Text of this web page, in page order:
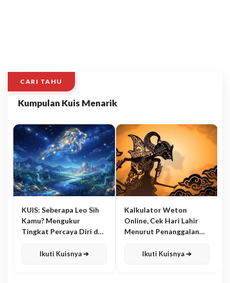
CARI TAHU
Kumpulan Kuis Menarik
KUIS: Seberapa Leo Sih
Kamu? Mengukur
Tingkat Percaya Diri dan
Ikuti Kuisnya ➔
Kalkulator Weton
Online, Cek Hari Lahir
Menurut Penanggalan
Ikuti Kuisnya ➔